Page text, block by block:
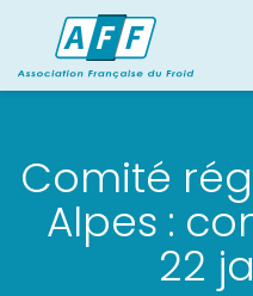
Comité
Alpes :
22